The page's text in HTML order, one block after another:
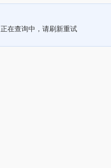
正在查询中，请刷新重试